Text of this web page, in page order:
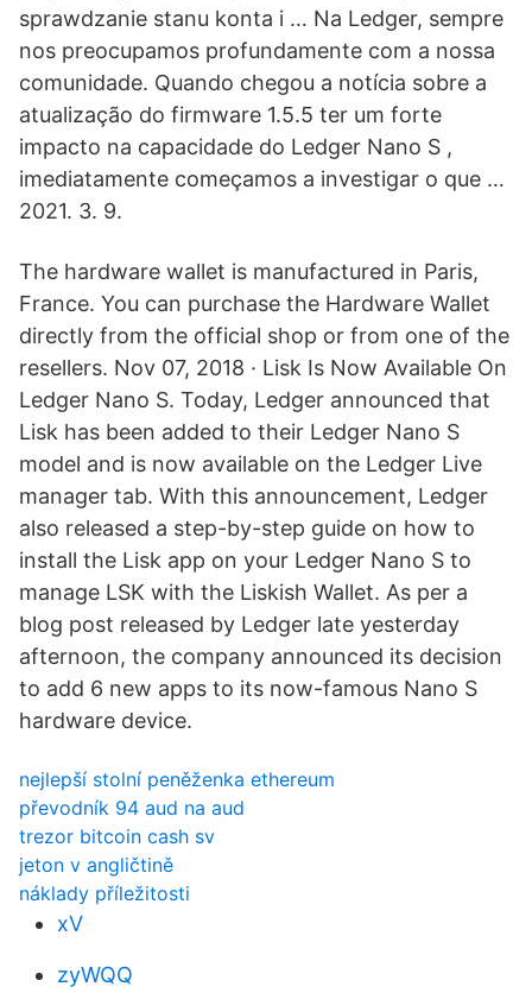
sprawdzanie stanu konta i … Na Ledger, sempre
nos preocupamos profundamente com a nossa
comunidade. Quando chegou a notícia sobre a
atualização do firmware 1.5.5 ter um forte
impacto na capacidade do Ledger Nano S ,
imediatamente começamos a investigar o que …
2021. 3. 9.
The hardware wallet is manufactured in Paris,
France. You can purchase the Hardware Wallet
directly from the official shop or from one of the
resellers. Nov 07, 2018 · Lisk Is Now Available On
Ledger Nano S. Today, Ledger announced that
Lisk has been added to their Ledger Nano S
model and is now available on the Ledger Live
manager tab. With this announcement, Ledger
also released a step-by-step guide on how to
install the Lisk app on your Ledger Nano S to
manage LSK with the Liskish Wallet. As per a
blog post released by Ledger late yesterday
afternoon, the company announced its decision
to add 6 new apps to its now-famous Nano S
hardware device.
nejlepší stolní peněženka ethereum
převodník 94 aud na aud
trezor bitcoin cash sv
jeton v angličtině
náklady příležitosti
xV
zyWQQ